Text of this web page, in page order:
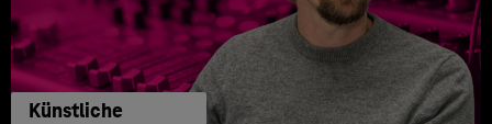
Künstliche